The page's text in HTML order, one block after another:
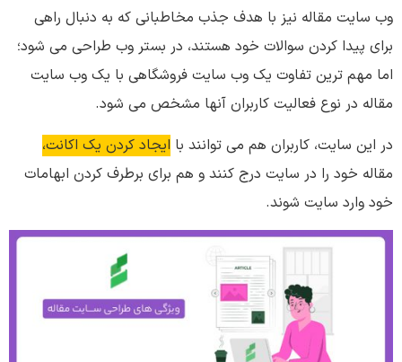
وب سایت مقاله نیز با هدف جذب مخاطبانی که به دنبال راهی
برای پیدا کردن سوالات خود هستند، در بستر وب طراحی می شود؛
اما مهم ترین تفاوت یک وب سایت فروشگاهی با یک وب سایت
مقاله در نوع فعالیت کاربران آنها مشخص می شود.
در این سایت، کاربران هم می توانند با ایجاد کردن یک اکانت،
مقاله خود را در سایت درج کنند و هم برای برطرف کردن ابهامات
خود وارد سایت شوند.